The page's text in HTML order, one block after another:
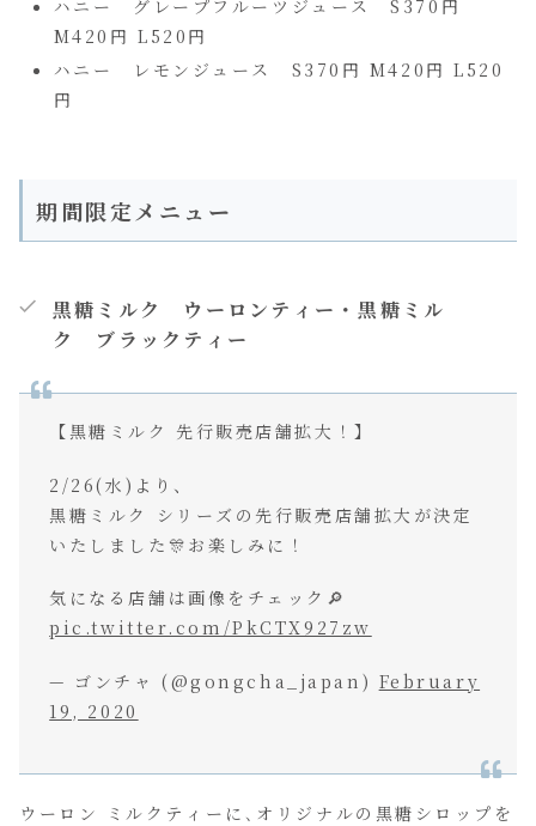
ハニー グレープフルーツジュース S370円
M420円 L520円
ハニー レモンジュース S370円 M420円 L520
円
期間限定メニュー
黒糖ミルク ウーロンティー・黒糖ミル
ク ブラックティー
【黒糖ミルク 先行販売店舗拡大！】
2/26(水)より、
黒糖ミルク シリーズの先行販売店舗拡大が決定
いたしました🎊お楽しみに！
気になる店舗は画像をチェック🔎
pic.twitter.com/PkCTX927zw
— ゴンチャ (@gongcha_japan) February
19, 2020
ウーロン ミルクティーに､オリジナルの黒糖シロップを